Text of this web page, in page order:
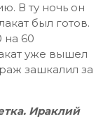
В ту ночь он
был готов.
на 60
уже вышел
зашкалил за
Ираклий